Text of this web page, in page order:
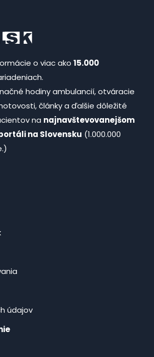
o viac ako 15.000
hodiny ambulancií, otváracie
články a ďalšie dôležité
na najnavštevovanejšom
na Slovensku (1.000.000
údajov